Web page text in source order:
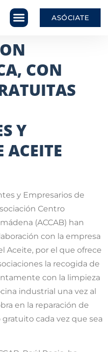
ASÓCIATE
CON
Y
ACEITE
y Empresarios de
Centro
(ACCAB) han
con la empresa
Aceite, por el que ofrece
la recogida de
con la limpieza
industrial una vez al
en la reparación de
cada vez que sea